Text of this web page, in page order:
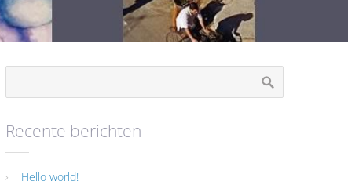
Recente berichten
Hello world!